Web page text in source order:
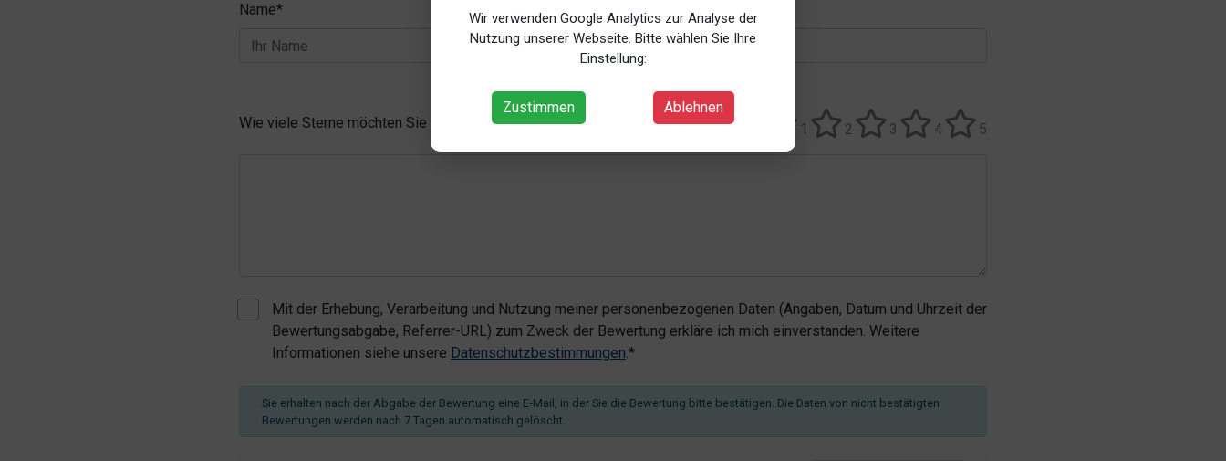
Wir verwenden Google Analytics zur Analyse der
Nutzung unserer Webseite. Bitte wählen Sie Ihre
Einstellung:
Zustimmen Ablehnen
Name* E-Mail*
Wie viele Sterne möchten Sie vergeben?* 5
4
3
2
1
Mit der Erhebung, Verarbeitung und Nutzung meiner personenbezogenen Daten (Angaben, Datum und Uhrzeit der
Bewertungsabgabe, Referrer-URL) zum Zweck der Bewertung erkläre ich mich einverstanden. Weitere
Informationen siehe unsere Datenschutzbestimmungen.*
Sie erhalten nach der Abgabe der Bewertung eine E-Mail, in der Sie die Bewertung bitte bestätigen. Die Daten von nicht bestätigten
Bewertungen werden nach 7 Tagen automatisch gelöscht.